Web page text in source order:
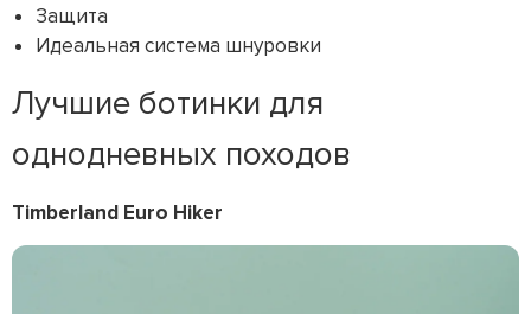
Защита
Идеальная система шнуровки
Лучшие ботинки для
однодневных походов
Timberland Euro Hiker